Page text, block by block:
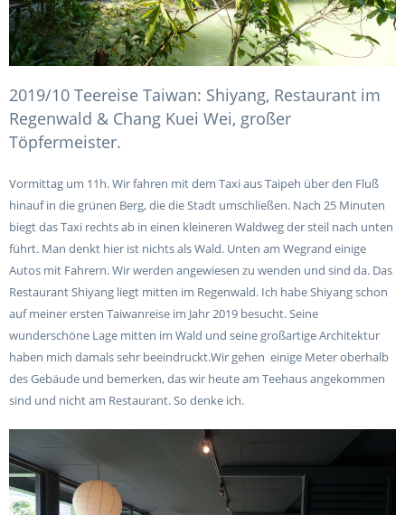
2019/10 Teereise Taiwan: Shiyang, Restaurant im
Regenwald & Chang Kuei Wei, großer
Töpfermeister.
Vormittag um 11h. Wir fahren mit dem Taxi aus Taipeh über den Fluß
hinauf in die grünen Berg, die die Stadt umschließen. Nach 25 Minuten
biegt das Taxi rechts ab in einen kleineren Waldweg der steil nach unten
führt. Man denkt hier ist nichts als Wald. Unten am Wegrand einige
Autos mit Fahrern. Wir werden angewiesen zu wenden und sind da. Das
Restaurant Shiyang liegt mitten im Regenwald. Ich habe Shiyang schon
auf meiner ersten Taiwanreise im Jahr 2019 besucht. Seine
wunderschöne Lage mitten im Wald und seine großartige Architektur
haben mich damals sehr beeindruckt.Wir gehen einige Meter oberhalb
des Gebäude und bemerken, das wir heute am Teehaus angekommen
sind und nicht am Restaurant. So denke ich.